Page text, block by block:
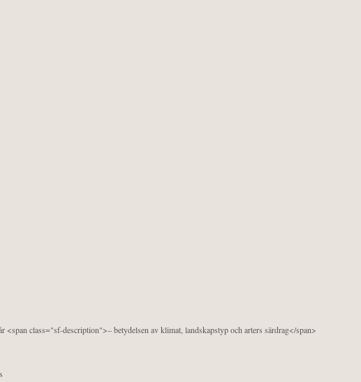
class="sf-description">– betydelsen av klimat, landskapstyp och arters särdrag</span>